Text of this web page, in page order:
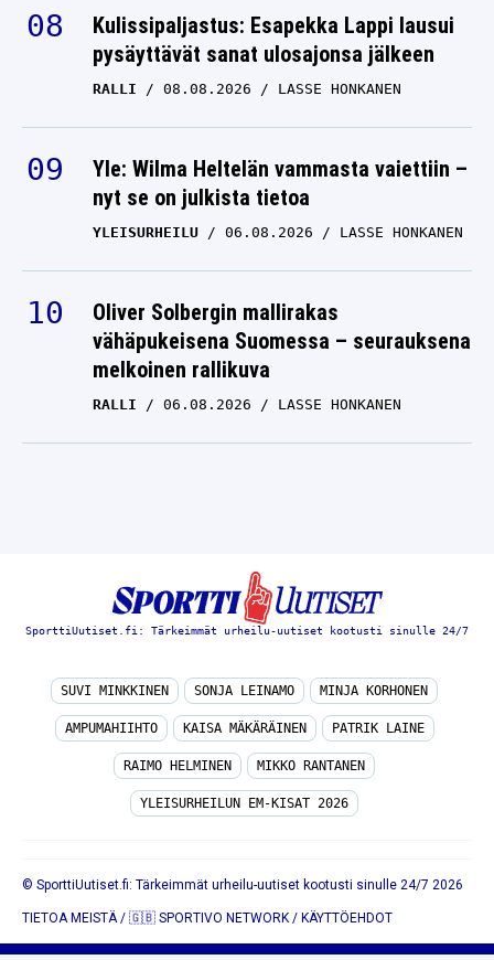
Kulissipaljastus: Esapekka Lappi lausui
pysäyttävät sanat ulosajonsa jälkeen
RALLI 08.08.2026 LASSE HONKANEN
Yle: Wilma Heltelän vammasta vaiettiin –
nyt se on julkista tietoa
YLEISURHEILU 06.08.2026 LASSE HONKANEN
Oliver Solbergin mallirakas
vähäpukeisena Suomessa – seurauksena
melkoinen rallikuva
RALLI 06.08.2026 LASSE HONKANEN
SporttiUutiset.fi: Tärkeimmät urheilu-uutiset kootusti sinulle 24/7
SUVI MINKKINEN SONJA LEINAMO MINJA KORHONEN
AMPUMAHIIHTO KAISA MÄKÄRÄINEN PATRIK LAINE
RAIMO HELMINEN MIKKO RANTANEN
YLEISURHEILUN EM-KISAT 2026
© SporttiUutiset.fi: Tärkeimmät urheilu-uutiset kootusti sinulle 24/7 2026
TIETOA MEISTÄ/ 🇬🇧 SPORTIVO NETWORK / KÄYTTÖEHDOT